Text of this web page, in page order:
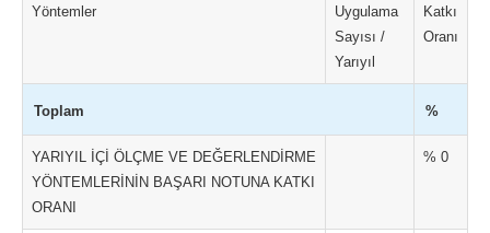
Yöntemler
Uygulama
Sayısı /
Yarıyıl
Katkı
Oranı
Toplam %
YARIYIL İÇİ ÖLÇME VE DEĞERLENDİRME
YÖNTEMLERİNİN BAŞARI NOTUNA KATKI
ORANI
% 0